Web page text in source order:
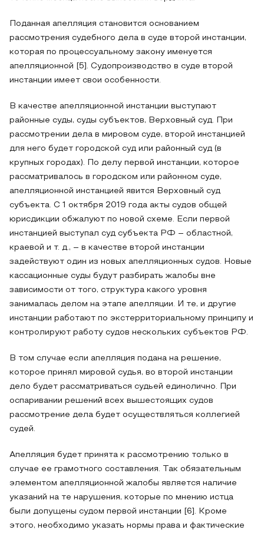
Поданная апелляция становится основанием
рассмотрения судебного дела в суде второй инстанции,
которая по процессуальному закону именуется
апелляционной [5]. Судопроизводство в суде второй
инстанции имеет свои особенности.
В качестве апелляционной инстанции выступают
районные суды, суды субъектов, Верховный суд. При
рассмотрении дела в мировом суде, второй инстанцией
для него будет городской суд или районный суд (в
крупных городах). По делу первой инстанции, которое
рассматривалось в городском или районном суде,
апелляционной инстанцией явится Верховный суд
субъекта. С 1 октября 2019 года акты судов общей
юрисдикции обжалуют по новой схеме. Если первой
инстанцией выступал суд субъекта РФ – областной,
краевой и т. д., – в качестве второй инстанции
задействуют один из новых апелляционных судов. Новые
кассационные суды будут разбирать жалобы вне
зависимости от того, структура какого уровня
занималась делом на этапе апелляции. И те, и другие
инстанции работают по экстерриториальному принципу и
контролируют работу судов нескольких субъектов РФ.
В том случае если апелляция подана на решение,
которое принял мировой судья, во второй инстанции
дело будет рассматриваться судьей единолично. При
оспаривании решений всех вышестоящих судов
рассмотрение дела будет осуществляться коллегией
судей.
Апелляция будет принята к рассмотрению только в
случае ее грамотного составления. Так обязательным
элементом апелляционной жалобы является наличие
указаний на те нарушения, которые по мнению истца
были допущены судом первой инстанции [6]. Кроме
этого, необходимо указать нормы права и фактические